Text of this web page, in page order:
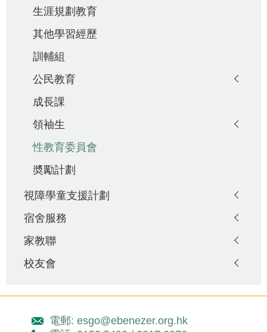
生涯規劃教育
其他學習經歷
訓輔組
公民教育
成長課
領袖生
性教育委員會
奬勵計劃
視障學童支援計劃
宿舍服務
家教聯
校友會
電郵: esgo@ebenezer.org.hk